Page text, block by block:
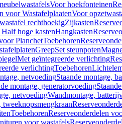
Voor hoekfonteinen
voor WastafelplaatenVoor
rechthoekigZijkasten
hoge kastenHangkasten
PlanchetToebehoren
GreepSet steunpoten
Met geïntegreerde verlichting
verlichtingToebehoren
netvoedingStaande montage,
montage, generatorvoeding
netvoedingWandmontage,
tweeknopsmengkraan
ToebehorenReserveonderdelen
voor wastafels